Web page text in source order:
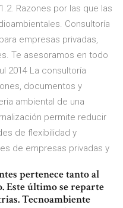
Razones por las que las
Consultoría
empresas privadas,
Te asesoramos en todo
2014 La consultoría
documentos y
ambiental de una
permite reducir
de flexibilidad y
de empresas privadas y
pertenece tanto al
Este último se reparte
Tecnoambiente